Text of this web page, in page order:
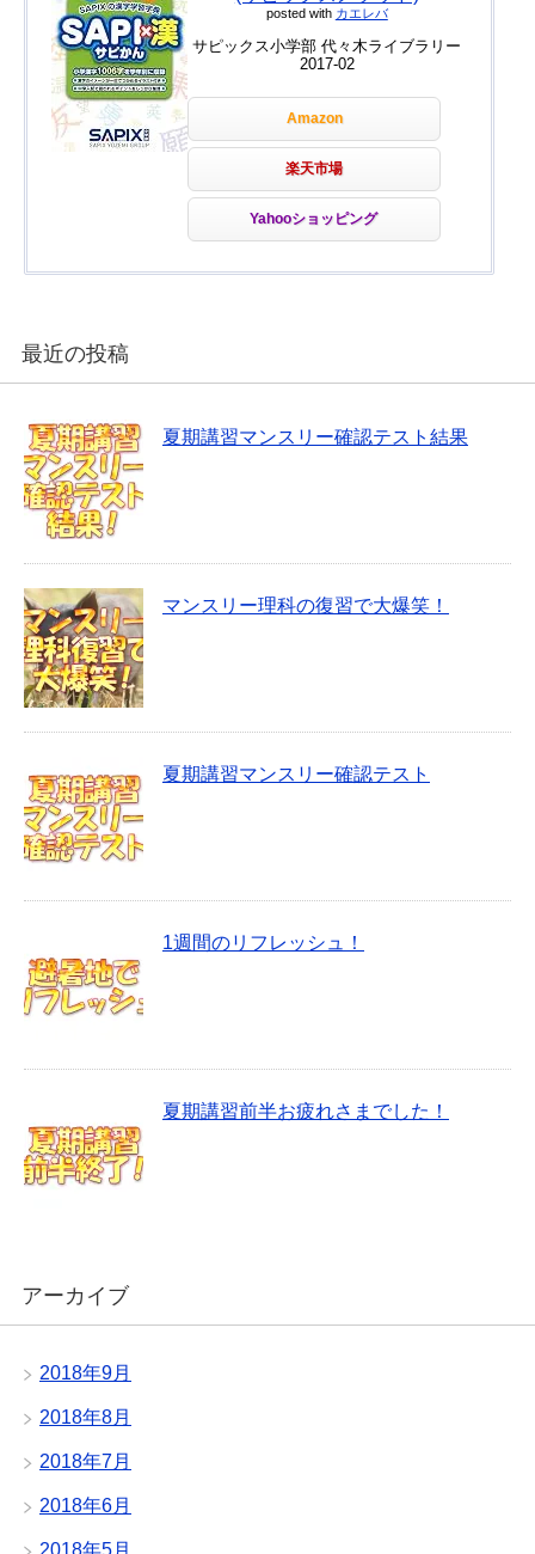
posted with カエレバ
サピックス小学部 代々木ライブラリー
2017-02
Amazon
楽天市場
Yahooショッピング
最近の投稿
夏期講習マンスリー確認テスト結果
マンスリー理科の復習で大爆笑！
夏期講習マンスリー確認テスト
1週間のリフレッシュ！
夏期講習前半お疲れさまでした！
アーカイブ
2018年9月
2018年8月
2018年7月
2018年6月